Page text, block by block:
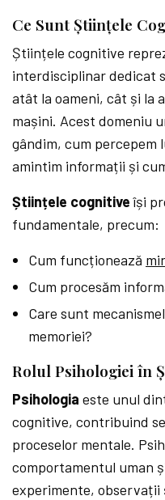
Ce Sunt Științele
Științele cognitive
interdisciplinar dedicat
atât la oameni, cât și la
mașini. Acest domeniu
gândim, cum percepem
amintim informații și
Științele cognitiveîși
fundamentale, precum:
Cum funcționează
Cum procesăm
Care sunt
memoriei?
Rolul Psihologiei în
Psihologia este unul
cognitive, contribuind
proceselor mentale.
comportamentul uman
experimente,